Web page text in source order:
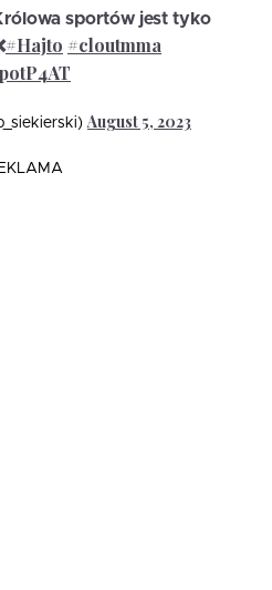
sportów jest tyko
#Hajto #cloutmma
August 5, 2023